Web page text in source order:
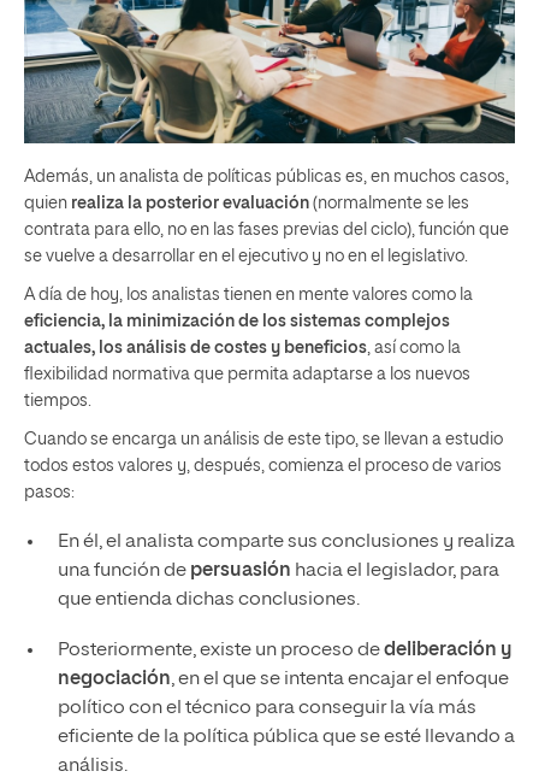
Además, un analista de políticas públicas es, en muchos casos,
quien realiza la posterior evaluación (normalmente se les
contrata para ello, no en las fases previas del ciclo), función que
se vuelve a desarrollar en el ejecutivo y no en el legislativo.
A día de hoy, los analistas tienen en mente valores como la
eficiencia, la minimización de los sistemas complejos
actuales, los análisis de costes y beneficios, así como la
flexibilidad normativa que permita adaptarse a los nuevos
tiempos.
Cuando se encarga un análisis de este tipo, se llevan a estudio
todos estos valores y, después, comienza el proceso de varios
pasos:
En él, el analista comparte sus conclusiones y realiza
una función de persuasión hacia el legislador, para
que entienda dichas conclusiones.
Posteriormente, existe un proceso dedeliberación y
negociación, en el que se intenta encajar el enfoque
político con el técnico para conseguir la vía más
eficiente de la política pública que se esté llevando a
análisis.